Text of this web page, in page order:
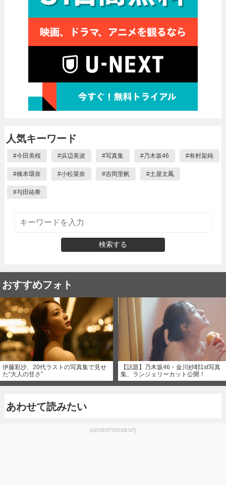
人気キーワード
#今田美桜 #浜辺美波 #写真集 #乃木坂46 #有村架純
#橋本環奈 #小松菜奈 #吉岡里帆 #土屋太鳳
#与田祐希
検索する
おすすめフォト
伊藤彩沙、20代ラストの写真集で見せ
た“大人の甘さ”
【話題】乃木坂46・金川紗耶1st写真
集、ランジェリーカット公開！
あわせて読みたい
[ADVERTISEMENT]